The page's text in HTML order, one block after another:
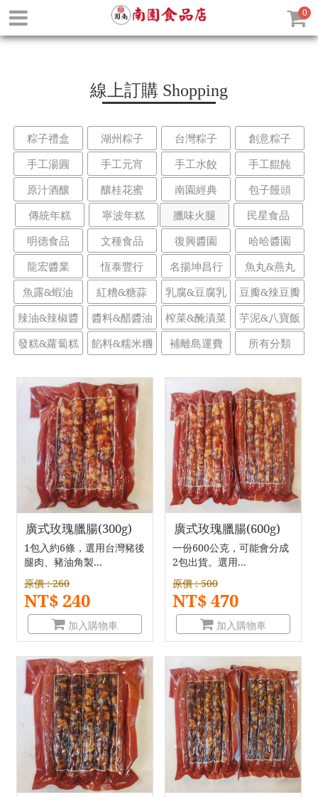
0
線上訂購 Shopping
粽子禮盒 湖州粽子 台灣粽子
創意粽子
手工湯圓
手工元宵 手工水餃
手工餛飩
原汁酒釀
釀桂花蜜 南園經典
包子饅頭
傳統年糕
寧波年糕 臘味火腿
民星食品
明德食品
文種食品 復興醬園
哈哈醬園
龍宏醬業
恆泰豐行 名揚坤昌行
魚丸&燕丸
魚露&蝦油
紅糟&糖蒜 乳腐&豆腐乳
豆瓣&辣豆瓣
辣油&辣椒醬
醬料&醋醬油 榨菜&醃漬菜
芋泥&八寶飯
發糕&蘿蔔糕
餡料&糯米糰 補離島運費 所有分類
廣式玫瑰臘腸(300g)
1包入約6條，選用台灣豬後
腿肉、豬油角製...
原價 : 260
NT$ 240
加入購物車
廣式玫瑰臘腸(600g)
一份600公克，可能會分成
2包出貨。選用...
原價 : 500
NT$ 470
加入購物車